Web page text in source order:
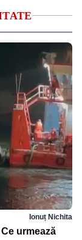
Ionuț Nichita
urmează